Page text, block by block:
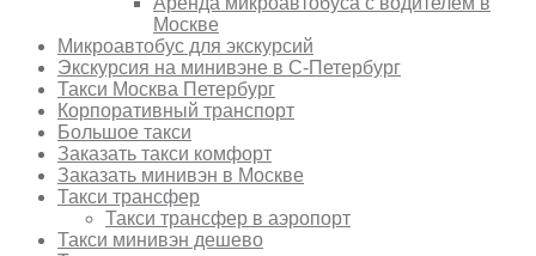
Москве
Микроавтобус для экскурсий
Экскурсия на минивэне в С-Петербург
Такси Москва Петербург
Корпоративный транспорт
Большое такси
Заказать такси комфорт
Заказать минивэн в Москве
Такси трансфер
Такси трансфер в аэропорт
Такси минивэн дешево